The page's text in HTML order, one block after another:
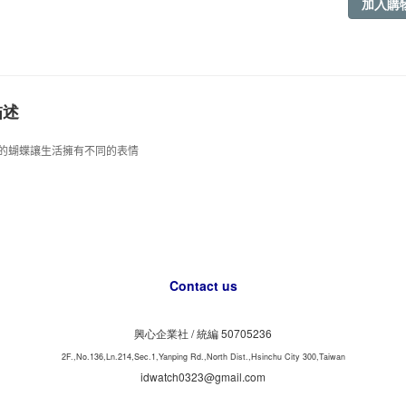
加入購
蝴蝶讓生活擁有不同的表情
Contact us
興心企業社 /統編 50705236
2F.,No.136,Ln.214,Sec.1,Yanping Rd.,North Dist.,Hsinchu City 300,Taiwan
idwatch0323@gmail.com